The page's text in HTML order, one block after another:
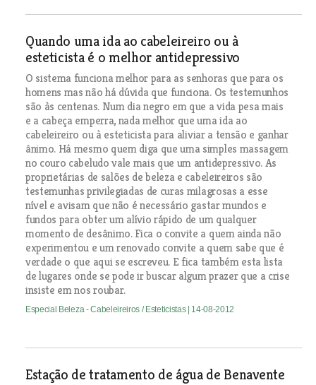
Quando uma ida ao cabeleireiro ou à
esteticista é o melhor antidepressivo
O sistema funciona melhor para as senhoras que para os
homens mas não há dúvida que funciona. Os testemunhos
são às centenas. Num dia negro em que a vida pesa mais
e a cabeça emperra, nada melhor que uma ida ao
cabeleireiro ou à esteticista para aliviar a tensão e ganhar
ânimo. Há mesmo quem diga que uma simples massagem
no couro cabeludo vale mais que um antidepressivo. As
proprietárias de salões de beleza e cabeleireiros são
testemunhas privilegiadas de curas milagrosas a esse
nível e avisam que não é necessário gastar mundos e
fundos para obter um alívio rápido de um qualquer
momento de desânimo. Fica o convite a quem ainda não
experimentou e um renovado convite a quem sabe que é
verdade o que aqui se escreveu. E fica também esta lista
de lugares onde se pode ir buscar algum prazer que a crise
insiste em nos roubar.
Especial Beleza - Cabeleireiros / Esteticistas | 14-08-2012
Estação de tratamento de água de Benavente